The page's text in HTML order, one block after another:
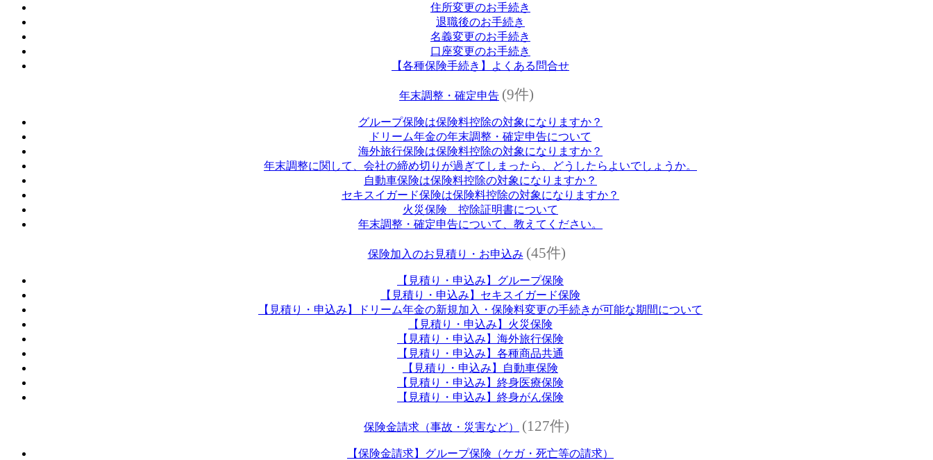
住所変更のお手続き
退職後のお手続き
名義変更のお手続き
口座変更のお手続き
【各種保険手続き】よくある問合せ
年末調整・確定申告 (9件)
グループ保険は保険料控除の対象になりますか？
ドリーム年金の年末調整・確定申告について
海外旅行保険は保険料控除の対象になりますか？
年末調整に関して、会社の締め切りが過ぎてしまったら、どうしたらよいでしょうか。
自動車保険は保険料控除の対象になりますか？
セキスイガード保険は保険料控除の対象になりますか？
火災保険 控除証明書について
年末調整・確定申告について、教えてください。
保険加入のお見積り・お申込み (45件)
【見積り・申込み】グループ保険
【見積り・申込み】セキスイガード保険
【見積り・申込み】ドリーム年金の新規加入・保険料変更の手続きが可能な期間について
【見積り・申込み】火災保険
【見積り・申込み】海外旅行保険
【見積り・申込み】各種商品共通
【見積り・申込み】自動車保険
【見積り・申込み】終身医療保険
【見積り・申込み】終身がん保険
保険金請求（事故・災害など） (127件)
【保険金請求】グループ保険（ケガ・死亡等の請求）